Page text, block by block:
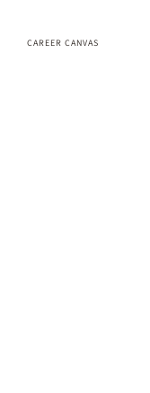
CAREER CANVAS